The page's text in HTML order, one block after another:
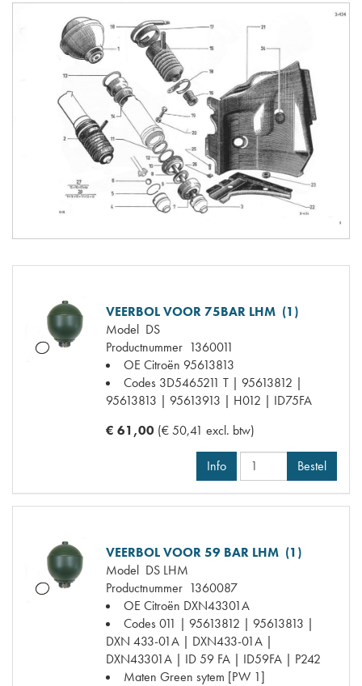
VEERBOL VOOR 75BAR LHM (1)
Model DS
Productnummer 1360011
OE Citroën 95613813
Codes 3D5465211 T | 95613812 |
95613813 | 95613913 | H012 | ID75FA
€ 61,00 (€ 50,41 excl. btw)
Info Bestel
VEERBOL VOOR 59 BAR LHM (1)
Model DS LHM
Productnummer 1360087
OE Citroën DXN43301A
Codes011 | 95613812 | 95613813 |
DXN 433-01A | DXN433-01A |
DXN43301A | ID 59 FA | ID59FA | P242
Maten Green sytem [PW 1]